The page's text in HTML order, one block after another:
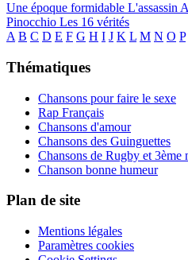
Une époque formidable L'assassin
Pinocchio Les 16 vérités
A B C D E F G H I J K L M N O P
Thématiques
Chansons pour faire le sexe
Rap Français
Chansons d'amour
Chansons des Guinguettes
Chansons de Rugby et 3ème
Chanson bonne humeur
Plan de site
Mentions légales
Paramètres cookies